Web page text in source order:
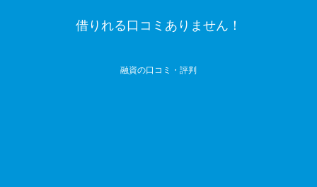
借りれる口コミありません！
融資の口コミ・評判